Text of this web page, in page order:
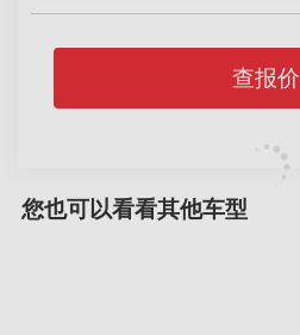
查报价
您也可以看看其他车型